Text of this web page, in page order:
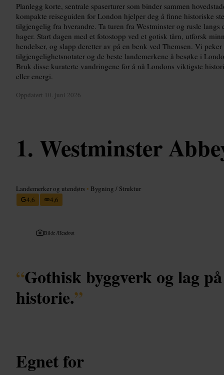
Planlegg korte, sentrale spaserturer som binder sammen
kompakte reiseguiden for London hjelper deg å finne historiske
tilgjengelig fra hverandre. Ta turen fra Westminster og rusle
hager. Start dagen med et fotostopp ved et gotisk tårn, utforsk
hendelser, og slapp deretter av på en benk ved Themsen. Vi
tilgjengelighetsnotater og de beste landemerkene å besøke i
Bruk disse kuraterte vandringene for å nå Londons viktigste
eller energi.
Oppdatert 10. juni 2026
Westminster
Landemerker og utendørs • Bygning / Struktur
4,6
4,6
Bilde /Headout
“Gothisk byggverk og lag
historie.”
Egnet for